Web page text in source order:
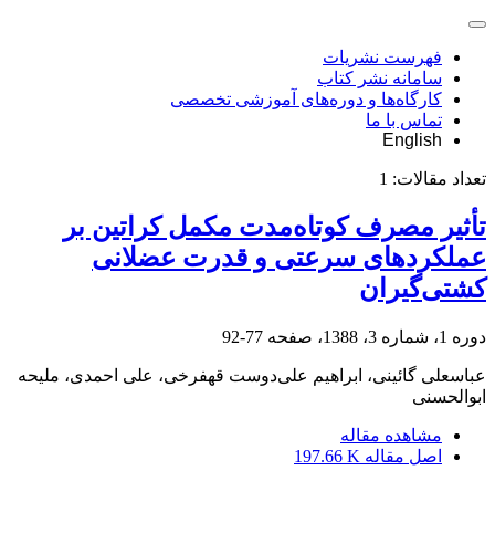
فهرست نشریات
سامانه نشر کتاب
کارگاه‌ها و دوره‌های آموزشی تخصصی
تماس با ما
English
تعداد مقالات: 1
تأثیر مصرف کوتاه‌مدت مکمل کراتین بر
عملکردهای سرعتی و قدرت عضلانی
کشتی‌گیران
دوره 1، شماره 3، 1388، صفحه 77-92
عباسعلی گائینی، ابراهیم علی‌دوست قهفرخی، علی احمدی، ملیحه
ابوالحسنی
مشاهده مقاله
اصل مقاله 197.66 K